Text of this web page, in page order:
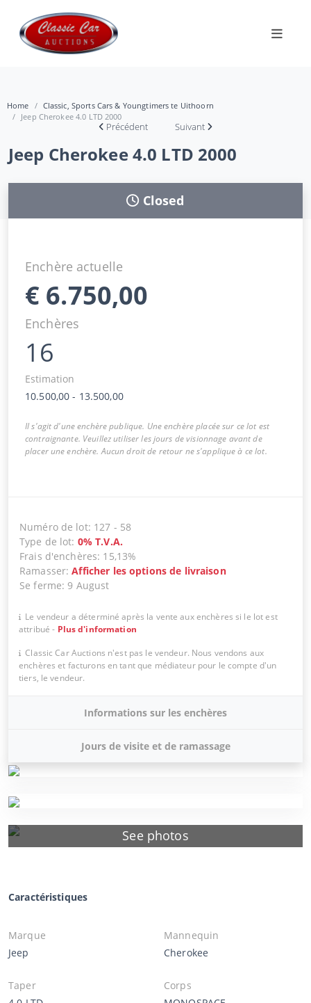
Home
Classic, Sports Cars & Youngtimers te Uithoorn
Jeep Cherokee 4.0 LTD 2000
Précédent Suivant
Jeep Cherokee 4.0 LTD 2000
See photos
Closed
Enchère actuelle
€ 6.750,00
Enchères
16
Estimation
10.500,00 - 13.500,00
Il s'agit d'une enchère publique. Une enchère placée sur ce lot est
contraignante. Veuillez utiliser les jours de visionnage avant de
placer une enchère. Aucun droit de retour ne s'applique à ce lot.
Numéro de lot: 127 - 58
Type de lot: 0% T.V.A.
Frais d'enchères: 15,13%
Ramasser:Afficher les options de livraison
Se ferme: 9 August
Le vendeur a déterminé après la vente aux enchères si le lot est
attribué - Plus d'information
Classic Car Auctions n'est pas le vendeur. Nous vendons aux
enchères et facturons en tant que médiateur pour le compte d'un
tiers, le vendeur.
Informations sur les enchères
Jours de visite et de ramassage
Caractéristiques
Marque
Jeep
Mannequin
Cherokee
Taper
Corps